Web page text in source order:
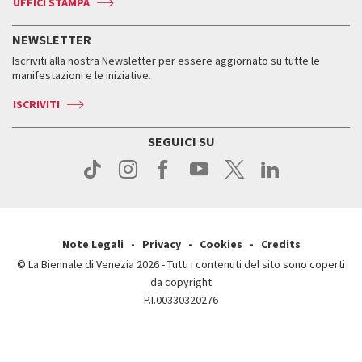
Press
Accrediti
Come raggiungerci
Come raggiungerci
Contatti
Press
Press
Orari e sedi
Biglietti
Servizi al pubblico
Come raggiungerci
Contatti
ASAC DATI
Storia
Orari e sedi
NEWSLETTER
Iscriviti alla nostra Newsletter per essere aggiornato su tutte le
manifestazioni e le iniziative.
ISCRIVITI
SEGUICI SU
Note Legali Privacy Cookies
Credits
© La Biennale di Venezia 2026 - Tutti i contenuti del sito sono coperti
da copyright
P.I.00330320276